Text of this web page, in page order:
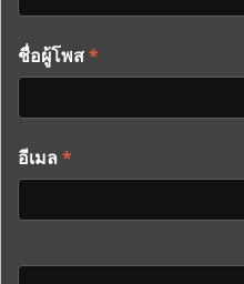
ชื่อผู้โพส*
อีเมล *